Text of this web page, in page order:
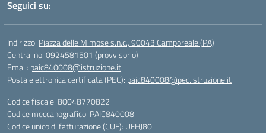
Seguici su:
Indirizzo: Piazza delle Mimose s.n.c., 90043 Camporeale (PA)
Centralino:0924581501 (provvisorio)
Email: paic840008@istruzione.it
Posta elettronica certificata (PEC): paic840008@pec.istruzione.it
Codice fiscale: 80048770822
Codice meccanografico: PAIC840008
Codice unico di fatturazione (CUF): UFHJ80